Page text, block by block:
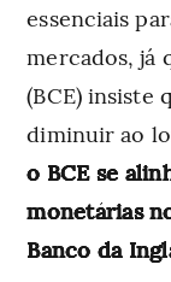
essenciais
mercados, já
(BCE) insiste
diminuir ao
o BCE se
monetárias
Banco da